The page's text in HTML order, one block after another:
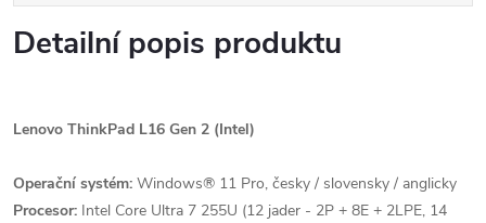
Detailní popis produktu
Lenovo ThinkPad L16 Gen 2 (Intel)
Operační systém: Windows® 11 Pro, česky / slovensky / anglicky
Procesor: Intel Core Ultra 7 255U (12 jader - 2P + 8E + 2LPE, 14